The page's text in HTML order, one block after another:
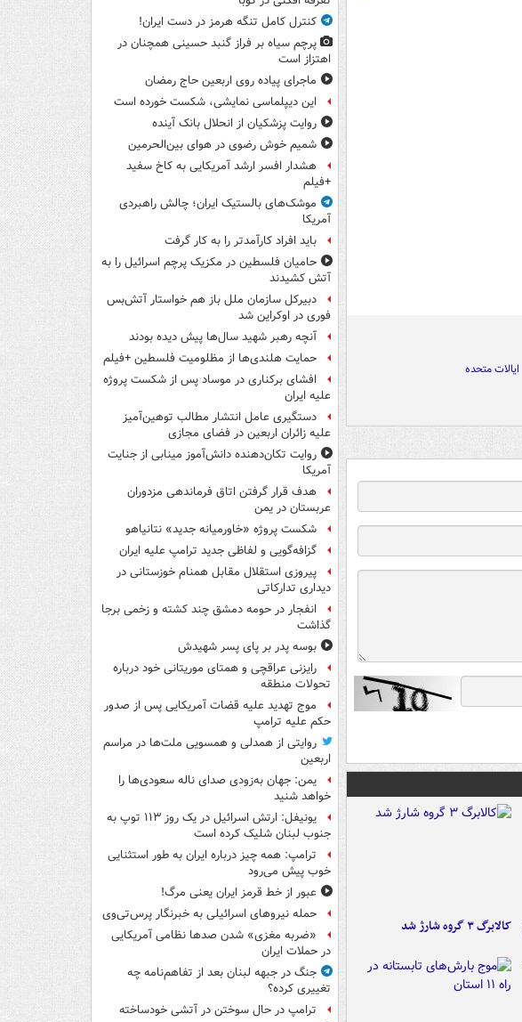
ایالات متحده
کالابرگ ۳ گروه شارژ شد
کنترل کامل تنگه هرمز در دست ایران!
پرچم سیاه بر فراز گنبد حسینی همچنان در
اهتزاز است
ماجرای پیاده روی اربعین حاج رمضان
این دیپلماسی نمایشی، شکست خورده است
روایت پزشکیان از انحلال بانک آینده
شمیم خوش رضوی در هوای بین‌الحرمین
هشدار افسر ارشد آمریکایی به کاخ سفید
+فیلم
موشک‌های بالستیک ایران؛ چالش راهبردی
آمریکا
باید افراد کارآمدتر را به کار گرفت
حامیان فلسطین در مکزیک پرچم اسرائیل را به
آتش کشیدند
دبیرکل سازمان ملل باز هم خواستار آتش‌بس
فوری در اوکراین شد
آنچه رهبر شهید سال‌ها پیش دیده بودند
حمایت هلندی‌ها از مظلومیت فلسطین +فیلم
افشای برکناری در موساد پس از شکست پروژه
علیه ایران
دستگیری عامل انتشار مطالب توهین‌آمیز
علیه زائران اربعین در فضای مجازی
روایت تکان‌دهنده دانش‌آموز مینابی از جنایت
آمریکا
هدف قرار گرفتن اتاق‌ فرماندهی مزدوران
عربستان در یمن
شکست پروژه «خاورمیانه جدید» نتانیاهو
گزافه‌گویی و لفاظی جدید ترامپ علیه ایران
پیروزی استقلال مقابل همنام خوزستانی در
دیداری تدارکاتی
انفجار در حومه دمشق چند کشته و زخمی برجا
گذاشت
بوسه‌ پدر بر پای پسر شهیدش
رایزنی عراقچی و همتای موریتانی خود درباره
تحولات منطقه
موج تهدید علیه قضات آمریکایی پس از صدور
حکم علیه ترامپ
روایتی از همدلی و همسویی ملت‌ها در مراسم
اربعین
یمن: جهان به‌زودی صدای ناله سعودی‌ها را
خواهد شنید
یونیفل: ارتش اسرائیل در یک روز ۱۱۳ توپ به
جنوب لبنان شلیک کرده است
ترامپ: همه چیز درباره ایران به طور استثنایی
خوب پیش می‌رود
عبور از خط قرمز ایران یعنی مرگ!
حمله نیروهای اسرائیلی به خبرنگار پرس‌تی‌وی
«ضربه مغزی» شدن صدها نظامی آمریکایی
در حملات ایران
جنگ در جبهه لبنان بعد از تفاهم‌نامه چه
تغییری کرده؟
ترامپ در حال سوختن در آتشی خودساخته